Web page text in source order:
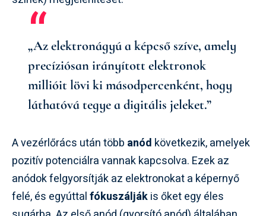
„Az elektronágyú a képcső szíve, amely
precíziósan irányított elektronok
millióit lövi ki másodpercenként, hogy
láthatóvá tegye a digitális jeleket.”
A vezérlőrács után több anód következik, amelyek
pozitív potenciálra vannak kapcsolva. Ezek az
anódok felgyorsítják az elektronokat a képernyő
felé, és egyúttalfókuszáljákis őket egy éles